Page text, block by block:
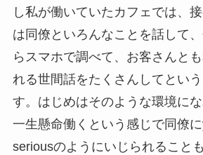
し私が働いていたカフェでは、
は同僚といろんなことを話して
らスマホで調べて、お客さんと
れる世間話をたくさんしてとい
す。はじめはそのような環境に
一生懸命働くという感じで同僚
seriousのようにいじられること